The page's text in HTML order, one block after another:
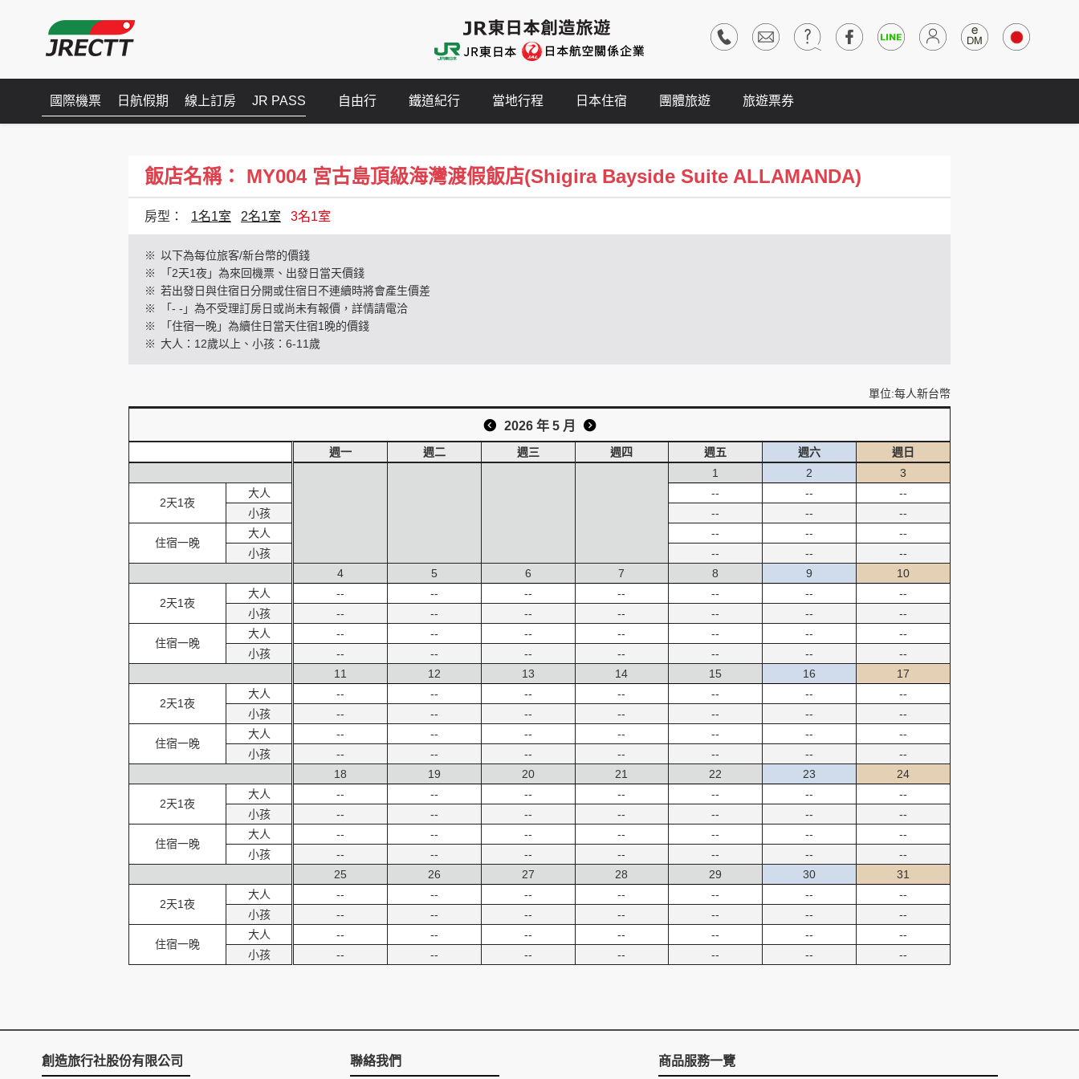
國際機票 日航假期 線上訂房 JR PASS 自由行 鐵道紀行 當地行程 日本住宿 團體旅遊 旅遊票券
飯店名稱： MY004 宮古島頂級海灣渡假飯店(Shigira Bayside Suite ALLAMANDA)
房型： 1名1室 2名1室 3名1室
※ 以下為每位旅客/新台幣的價錢
※
「2天1夜」為來回機票、出發日當天價錢
※ 若出發日與住宿日分開或住宿日不連續時將會產生價差
※
「- -」為不受理訂房日或尚未有報價，詳情請電洽
※
「住宿一晚」為續住日當天住宿1晚的價錢
※ 大人：12歲以上、小孩：6-11歲
單位:每人新台幣
2026 年 5 月
2天1夜
大人
小孩
住宿一晚
大人
小孩
2天1夜
大人
小孩
住宿一晚
大人
小孩
2天1夜
大人
小孩
住宿一晚
大人
小孩
2天1夜
大人
小孩
住宿一晚
大人
小孩
2天1夜
大人
小孩
住宿一晚
大人
小孩
週一 週二 週三 週四 週五 週六
週日
1
--
--
--
--
2
--
--
--
--
3
--
--
--
--
4
--
--
--
--
5
--
--
--
--
6
--
--
--
--
7
--
--
--
--
8
--
--
--
--
9
--
--
--
--
10
--
--
--
--
11
--
--
--
--
12
--
--
--
--
13
--
--
--
--
14
--
--
--
--
15
--
--
--
--
16
--
--
--
--
17
--
--
--
--
18
--
--
--
--
19
--
--
--
--
20
--
--
--
--
21
--
--
--
--
22
--
--
--
--
23
--
--
--
--
24
--
--
--
--
25
--
--
--
--
26
--
--
--
--
27
--
--
--
--
28
--
--
--
--
29
--
--
--
--
30
--
--
--
--
31
--
--
--
--
創造旅行社股份有限公司 聯絡我們 商品服務一覽